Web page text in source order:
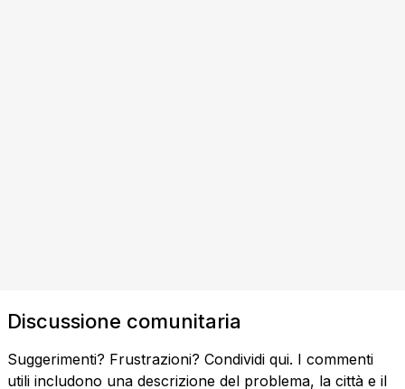
Discussione comunitaria
Suggerimenti? Frustrazioni? Condividi qui. I commenti
utili includono una descrizione del problema, la città e il